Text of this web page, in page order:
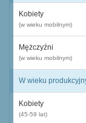
Kobiety
(w wieku mobilnym)
Mężczyźni
(w wieku mobilnym)
W wieku
Kobiety
(45-59 lat)